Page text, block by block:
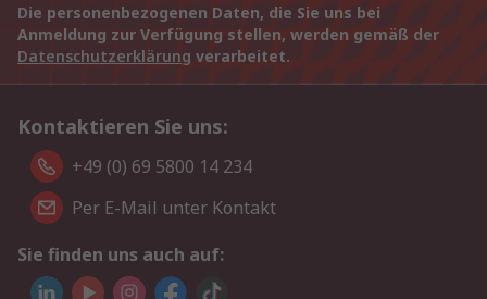
Die personenbezogenen Daten, die Sie uns bei
Anmeldung zur Verfügung stellen, werden gemäß der
Datenschutzerklärung verarbeitet.
Kontaktieren Sie uns:
+49 (0) 69 5800 14 234
Per E-Mail unter Kontakt
Sie finden uns auch auf: